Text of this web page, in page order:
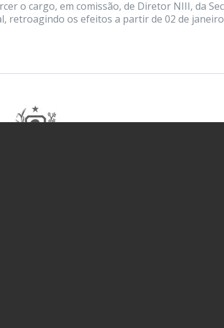
o cargo, em comissão, de Diretor NIII, da
os efeitos a partir de 02 de janeiro